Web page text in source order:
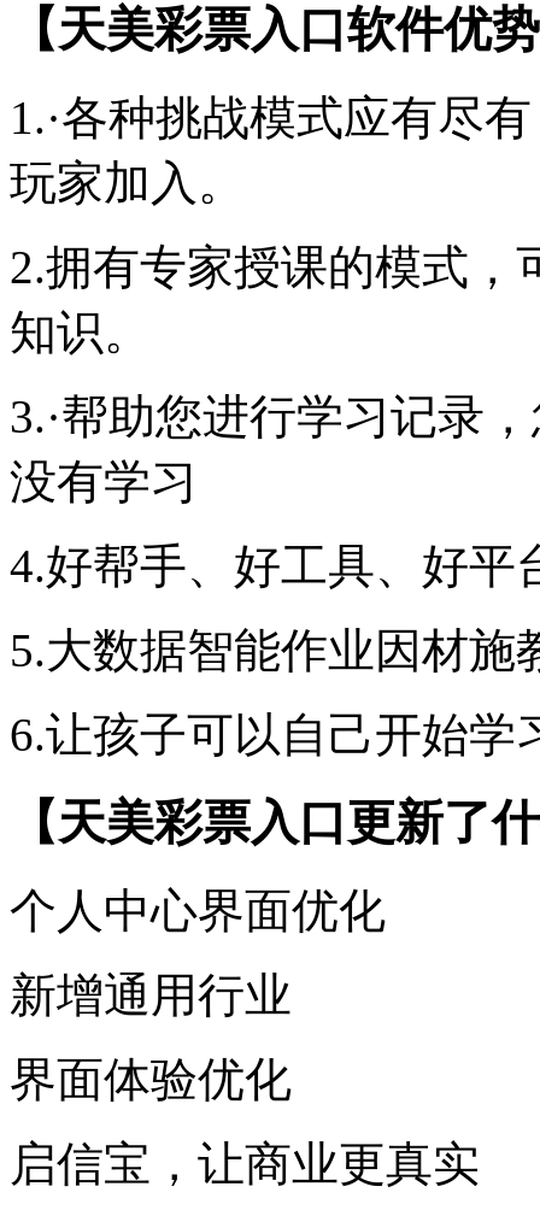
【天美彩票入口软件优
1.·各种挑战模式应有尽
玩家加入。
2.拥有专家授课的模式
知识。
3.·帮助您进行学习记录
没有学习
4.好帮手、好工具、好平
5.大数据智能作业因材施
6.让孩子可以自己开始学
【天美彩票入口更新了
个人中心界面优化
新增通用行业
界面体验优化
启信宝，让商业更真实